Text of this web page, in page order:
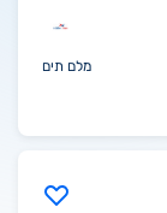
מלם תים